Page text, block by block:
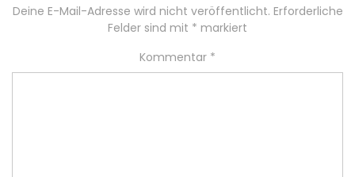
Deine E-Mail-Adresse wird nicht veröffentlicht. Erforderliche
Felder sind mit * markiert
Kommentar *